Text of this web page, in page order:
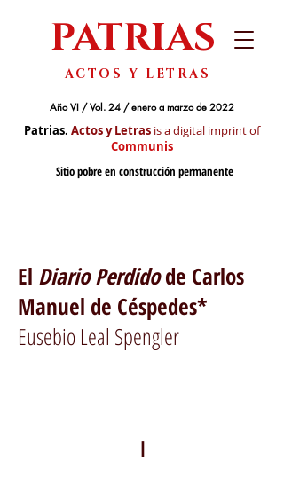
PATRIAS
Sitio pobre en construcción permanente
ACTOS Y LETRAS
Año VI / Vol. 24 / enero a marzo de 2022
Patrias. Actos y Letras is a digital imprint of
Communis
El Diario Perdidode Carlos
Manuel de Céspedes*
Eusebio Leal Spengler
I